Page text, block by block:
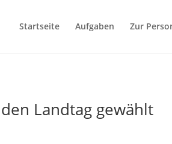
Startseite Aufgaben Zur
Landtag gewählt